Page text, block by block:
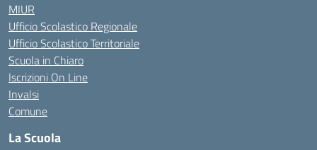
MIUR
Ufficio Scolastico Regionale
Ufficio Scolastico Territoriale
Scuola in Chiaro
Iscrizioni On Line
Invalsi
Comune
La Scuola